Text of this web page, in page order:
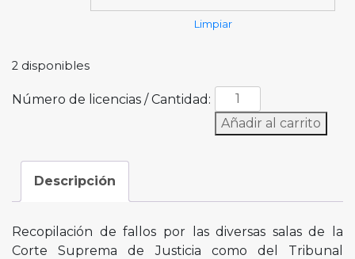
Limpiar
2 disponibles
Número de licencias / Cantidad:
Añadir al carrito
Descripción
Recopilación de fallos por las diversas salas de la
Corte Suprema de Justicia como del Tribunal